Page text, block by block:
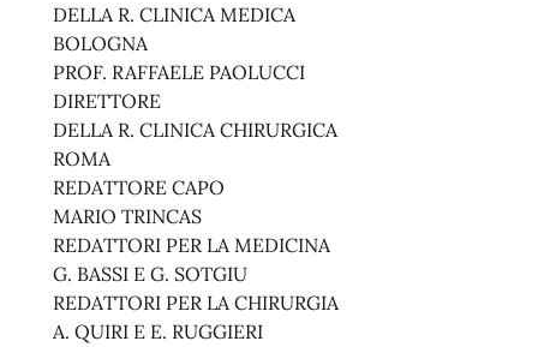
DELLA R. CLINICA MEDICA
BOLOGNA
PROF. RAFFAELE PAOLUCCI
DIRETTORE
DELLA R. CLINICA CHIRURGICA
ROMA
REDATTORE CAPO
MARIO TRINCAS
REDATTORI PER LA MEDICINA
G. BASSI E G. SOTGIU
REDATTORI PER LA CHIRURGIA
A. QUIRI E E. RUGGIERI